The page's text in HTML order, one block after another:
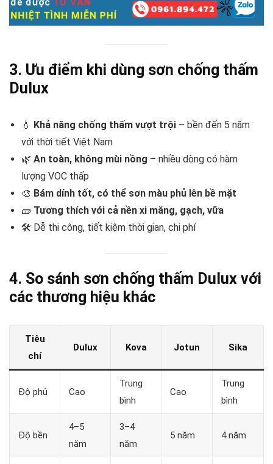
3. Ưu điểm khi dùng sơn chống thấm
Dulux
💧 Khả năng chống thấm vượt trội – bền đến 5 năm
với thời tiết Việt Nam
🌿 An toàn, không mùi nồng – nhiều dòng có hàm
lượng VOC thấp
🎨 Bám dính tốt, có thể sơn màu phủ lên bề mặt
🧱 Tương thích với cả nền xi măng, gạch, vữa
🛠️ Dễ thi công, tiết kiệm thời gian, chi phí
4. So sánh sơn chống thấm Dulux với
các thương hiệu khác
Tiêu
chí
Dulux Kova Jotun Sika
Độ phủ Cao
Trung
bình
Cao
Trung
bình
Độ bền
4–5
năm
3–4
năm
5 năm 4 năm